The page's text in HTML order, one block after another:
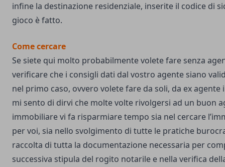
infine la destinazione residenziale, inserite il codice di
gioco è fatto.
Come cercare
Se siete qui molto probabilmente volete fare senza
verificare che i consigli dati dal vostro agente siano
nel primo caso, ovvero volete fare da soli, da ex agente
mi sento di dirvi che molte volte rivolgersi ad un buon
immobiliare vi fa risparmiare tempo sia nel cercare
per voi, sia nello svolgimento di tutte le pratiche
raccolta di tutta la documentazione necessaria per
successiva stipula del rogito notarile e nella verifica